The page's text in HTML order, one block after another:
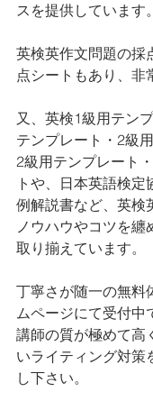
スを提供しています。
英検英作文問題の採
点シートもあり、非
又、英検1級用テン
テンプレート・2級
2級用テンプレート
トや、日本英語検
例解説書など、英検
ノウハウやコツを纏
取り揃えています。
丁寧さが随一の無料
ムページにて受付中
講師の質が極めて高
いライティング対策
し下さい。